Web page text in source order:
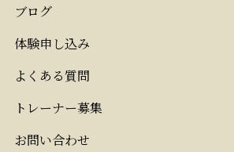
ブログ
体験申し込み
よくある質問
トレーナー募集
お問い合わせ